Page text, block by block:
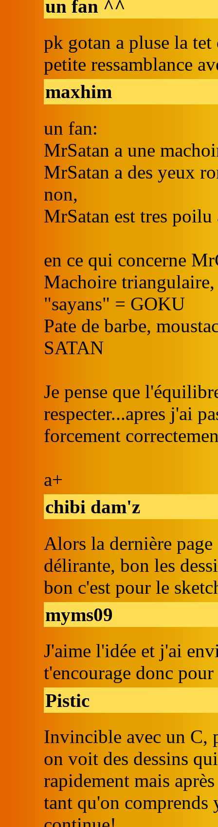
un fan ^^
pk gotan a pluse la tet
petite ressamblance
maxhim
un fan:
MrSatan a une
MrSatan a des yeux
non,
MrSatan est tres
en ce qui concerne
Machoire
"sayans" = GOKU
Pate de barbe,
SATAN
Je pense que
respecter...apres j'ai
forcement
a+
chibi dam'z
Alors la dernière
délirante, bon les
bon c'est pour le
myms09
J'aime l'idée et j'ai
t'encourage donc
Pistic
Invincible avec un C,
on voit des dessins
rapidement mais
tant qu'on comprends